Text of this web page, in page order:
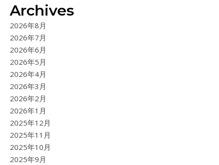
Archives
2026年8月
2026年7月
2026年6月
2026年5月
2026年4月
2026年3月
2026年2月
2026年1月
2025年12月
2025年11月
2025年10月
2025年9月